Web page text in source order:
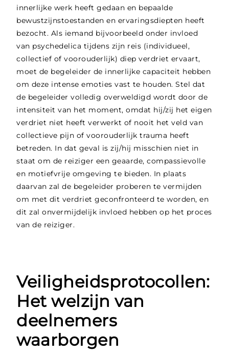
innerlijke werk heeft gedaan en bepaalde
bewustzijnstoestanden en ervaringsdiepten heeft
bezocht. Als iemand bijvoorbeeld onder invloed
van psychedelica tijdens zijn reis (individueel,
collectief of voorouderlijk) diep verdriet ervaart,
moet de begeleider de innerlijke capaciteit hebben
om deze intense emoties vast te houden. Stel dat
de begeleider volledig overweldigd wordt door de
intensiteit van het moment, omdat hij/zij het eigen
verdriet niet heeft verwerkt of nooit het veld van
collectieve pijn of voorouderlijk trauma heeft
betreden. In dat geval is zij/hij misschien niet in
staat om de reiziger een geaarde, compassievolle
en motiefvrije omgeving te bieden. In plaats
daarvan zal de begeleider proberen te vermijden
om met dit verdriet geconfronteerd te worden, en
dit zal onvermijdelijk invloed hebben op het proces
van de reiziger.
Veiligheidsprotocollen:
Het welzijn van
deelnemers
waarborgen